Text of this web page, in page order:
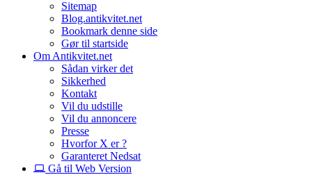
Sitemap
Blog.antikvitet.net
Bookmark denne side
Gør til startside
Om Antikvitet.net
Sådan virker det
Sikkerhed
Kontakt
Vil du udstille
Vil du annoncere
Presse
Hvorfor X er ?
Garanteret Nedsat
Gå til Web Version